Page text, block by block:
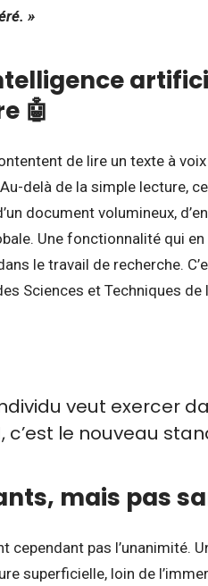
»
🤖
de lire un texte à
delà de la simple lecture,
document volumineux,
Une fonctionnalité qui
le travail de recherche.
Sciences et Techniques
veut exercer
c’est le nouveau
mais pas
cependant pas l’unanimité.
superficielle, loin de